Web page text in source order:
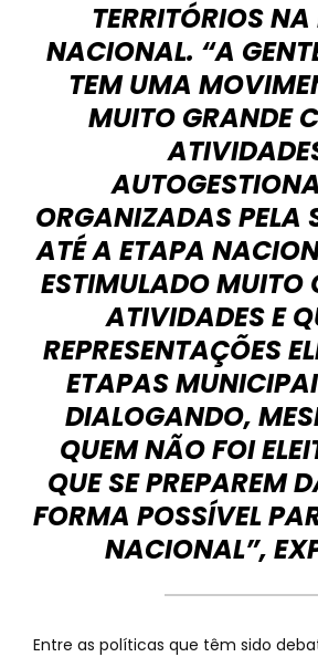
TERRITÓRIOS
NACIONAL. “A
TEM UMA
MUITO GRANDE
ORGANIZADAS PELA
ATÉ A ETAPA
ESTIMULADO MUITO
ATIVIDADES E
REPRESENTAÇÕES
ETAPAS
DIALOGANDO,
QUEM NÃO FOI
QUE SE PREPAREM
FORMA POSSÍVEL
NACIONAL”,
Entre as políticas que têm sido